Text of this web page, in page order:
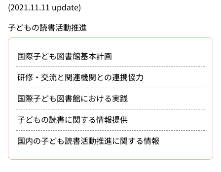
(2021.11.11 update)
子どもの読書活動推進
国際子ども図書館基本計画
研修・交流と関連機関との連携協力
国際子ども図書館における実践
子どもの読書に関する情報提供
国内の子ども読書活動推進に関する情報